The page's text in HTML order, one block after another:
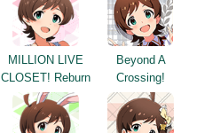
MILLION LIVE
CLOSET! Reburn
Beyond A
Crossing!